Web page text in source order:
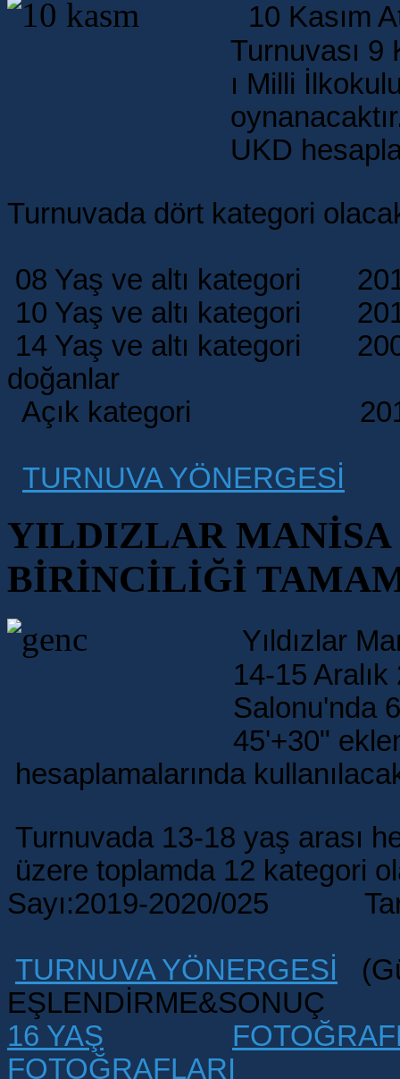
10 Kasım
Turnuvası 9
ı Milli
UKD
Turnuvada dört kategori
08 Yaş ve altı kategori
10 Yaş ve altı kategori
14 Yaş ve altı kategori
doğanlar
Açık kategori 2013
TURNUVA YÖNERGESİ
YILDIZLAR MANİSA
BİRİNCİLİĞİ
Yıldızlar
14-15
Salonu'nda
45'+30"
hesaplamalarında
Turnuvada 13-18 yaş arası
üzere toplamda 12 kategori
Sayı:2019-2020/025
TURNUVA YÖNERGESİ
16 YAŞ
FOTOĞRAFLARI